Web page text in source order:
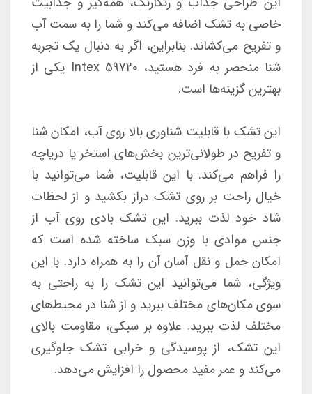
خاصی به تشک اضافه می‌کند و شما را به سمت آب
و تفریح می‌کشاند. بنابراین، اگر به دنبال یک تجربه
شنا منحصر به فرد هستید، Intex 59720 یکی از
بهترین گزینه‌ها است.
این تشک با قابلیت شناوری بالا روی آب، امکان شنا
و تفریح در طولانی‌ترین بخش‌های استخر یا دریاچه
را فراهم می‌کند. با این قابلیت، شما می‌توانید با
خیال راحت بر روی تشک دراز بکشید و از لحظات
شاد خود لذت ببرید. این تشک بادی روی آب از
جنس موادی با وزن سبک ساخته شده است که
امکان حمل و نقل آسان آن را به همراه دارد. با این
ویژگی، شما می‌توانید این تشک را به راحتی به
سوی مکان‌های مختلف ببرید و از شنا در محیط‌های
مختلف لذت ببرید. علاوه بر سبکی، مقاومت بالای
این تشک، از پوسیدگی و خرابی تشک جلوگیری
می‌کند و عمر مفید محصول را افزایش می‌دهد.